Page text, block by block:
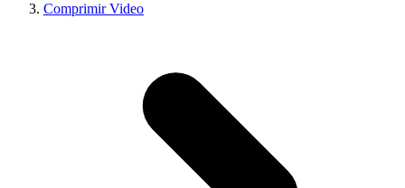
Comprimir Video